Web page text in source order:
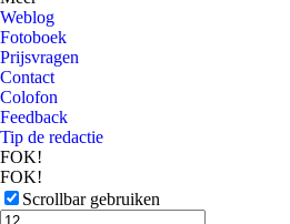
Weblog
Fotoboek
Prijsvragen
Contact
Colofon
Feedback
Tip de redactie
FOK!
FOK!
Scrollbar gebruiken